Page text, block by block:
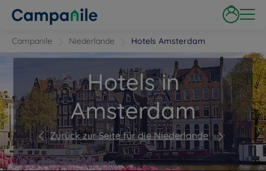
Campanile Niederlande Hotels Amsterdam
Hotels in
Amsterdam
Zurück zur Seite für die Niederlande